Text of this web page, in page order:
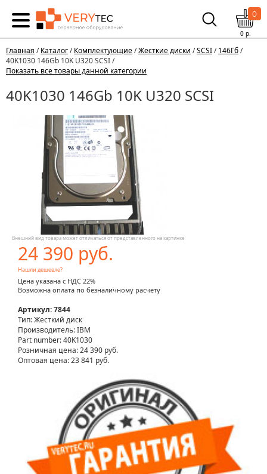
0
0р.
Главная /Каталог/Комплектующие/Жесткие диски /SCSI/146Гб/
40K1030 146Gb 10K U320 SCSI /
Показать все товары данной категории
40K1030 146Gb 10K U320 SCSI
Внешний вид товара может отличаться от представленного на картинке
24 390 руб.
Нашли дешевле?
Цена указана с НДС 22%
Возможна оплата по безналичному расчету
Артикул: 7844
Тип: Жесткий диск
Производитель: IBM
Part number: 40K1030
Розничная цена:24 390 руб.
Оптовая цена: 23 841 руб.